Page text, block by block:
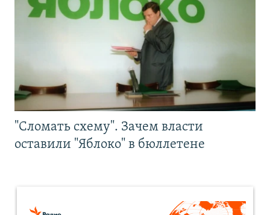
"Сломать схему". Зачем власти
оставили "Яблоко" в бюллетене